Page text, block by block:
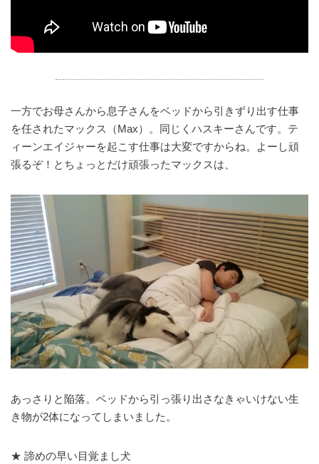
一方でお母さんから息子さんをベッドから引きずり出す仕事
を任されたマックス（Max）。同じくハスキーさんです。テ
ィーンエイジャーを起こす仕事は大変ですからね。よーし頑
張るぞ！とちょっとだけ頑張ったマックスは、
あっさりと陥落。ベッドから引っ張り出さなきゃいけない生
き物が2体になってしまいました。
★ 諦めの早い目覚まし犬